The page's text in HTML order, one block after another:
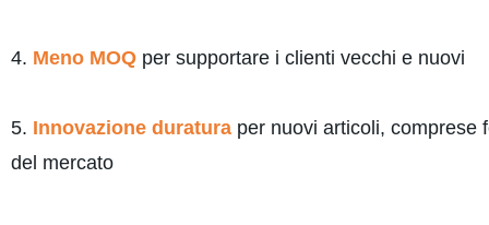
4. Meno MOQper supportare i clienti vecchi e nuovi
5. Innovazione duraturaper nuovi articoli, comprese
del mercato